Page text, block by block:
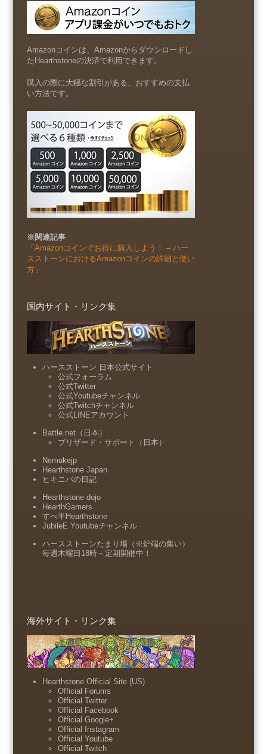
Amazonコインは、Amazonからダウンロードし
たHearthstoneの決済で利用できます。
購入の際に大幅な割引がある、おすすめの支払
い方法です。
※関連記事
「Amazonコインでお得に購入しよう！ – ハー
スストーンにおけるAmazonコインの詳細と使い
方」
国内サイト・リンク集
ハースストーン 日本公式サイト
公式フォーラム
公式Twitter
公式Youtubeチャンネル
公式Twitchチャンネル
公式LINEアカウント
Battle.net（日本）
ブリザード・サポート（日本）
Nemukejp
Hearthstone Japan
ヒキニパの日記
Hearthstone dojo
HearthGamers
すべ半Hearthstone
JubileE Youtubeチャンネル
ハースストーンたまり場（※炉端の集い）
毎週木曜日18時～定期開催中！
海外サイト・リンク集
Hearthstone Official Site (US)
Official Forums
Official Twitter
Official Facebook
Official Google+
Official Instagram
Official Youtube
Official Twitch